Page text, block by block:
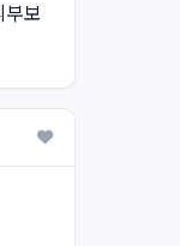
보